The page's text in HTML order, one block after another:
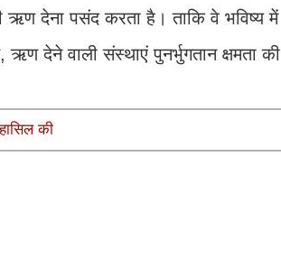
ऋण देना पसंद करता है। ताकि वे भविष्य में
देने वाली संस्थाएं पुनर्भुगतान क्षमता की
की